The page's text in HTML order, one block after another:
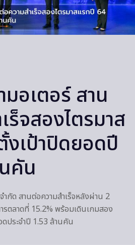
มอเตอร์ สาน
ร็จสองไตรมาส
เป้าปิดยอดปี
คัน
ำกัด สานต่อความสำเร็จหลังผ่าน 2
รตลาดที่ 15.2% พร้อมเดินเกมสอง
ประจำปี 1.53 ล้านคัน